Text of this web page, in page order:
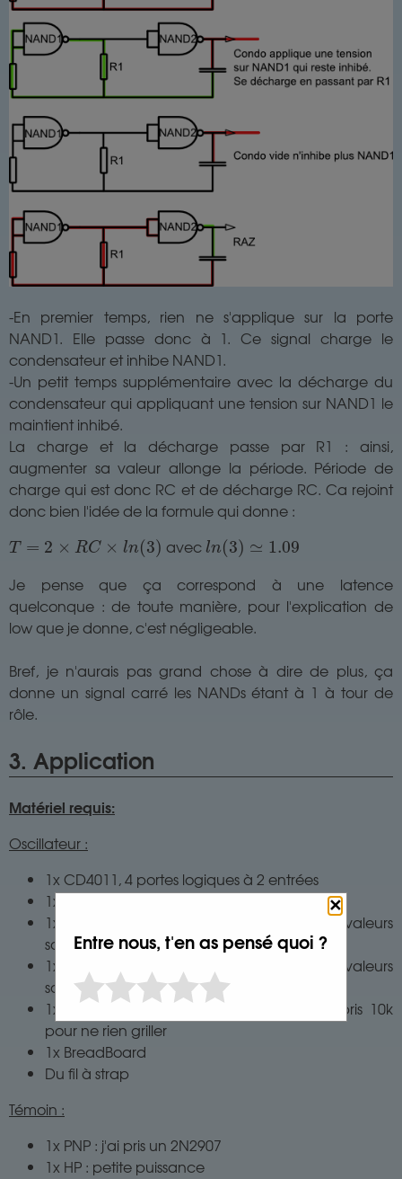
-En premier temps, rien ne s'applique sur la porte
NAND1. Elle passe donc à 1. Ce signal charge le
condensateur et inhibe NAND1.
-Un petit temps supplémentaire avec la décharge du
condensateur qui appliquant une tension sur NAND1 le
maintient inhibé.
La charge et la décharge passe par R1 : ainsi,
augmenter sa valeur allonge la période. Période de
charge qui est donc RC et de décharge RC. Ca rejoint
donc bien l'idée de la formule qui donne :
T = 2 × RC × ln(3)
T= ×R C ×ln( 3) avec ln(3) ≃ 1.09
ln(3)≃1.09
Je pense que ça correspond à une latence
quelconque : de toute manière, pour l'explication de
low que je donne, c'est négligeable.
Bref, je n'aurais pas grand chose à dire de plus, ça
donne un signal carré les NANDs étant à 1 à tour de
rôle.
3. Application
Matériel requis:
Oscillateur :
1x CD4011, 4 portes logiques à 2 entrées
1x Résistance 1 MOhms
1x R1, Résistances 1/4W : selon vos valeurs
souhaitées
1x C1, Condo non-polar : selon vos valeurs
souhaitées
1x Résistance pour la base du PNP : j'ai pris 10k
pour ne rien griller
1x BreadBoard
Du fil à strap
Témoin :
1x PNP : j'ai pris un 2N2907
1x HP : petite puissance
✕
Entre nous, t'en as pensé quoi ?